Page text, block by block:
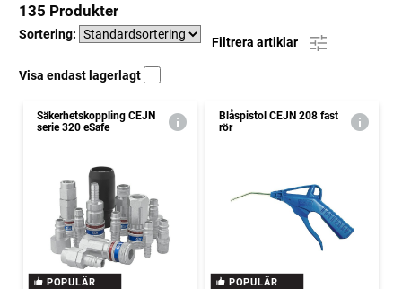
135 Produkter
Sortering:
Filtrera artiklar
Visa endast lagerlagt
Säkerhetskoppling CEJN
serie 320 eSafe
POPULÄR
Blåspistol CEJN 208 fast
rör
POPULÄR